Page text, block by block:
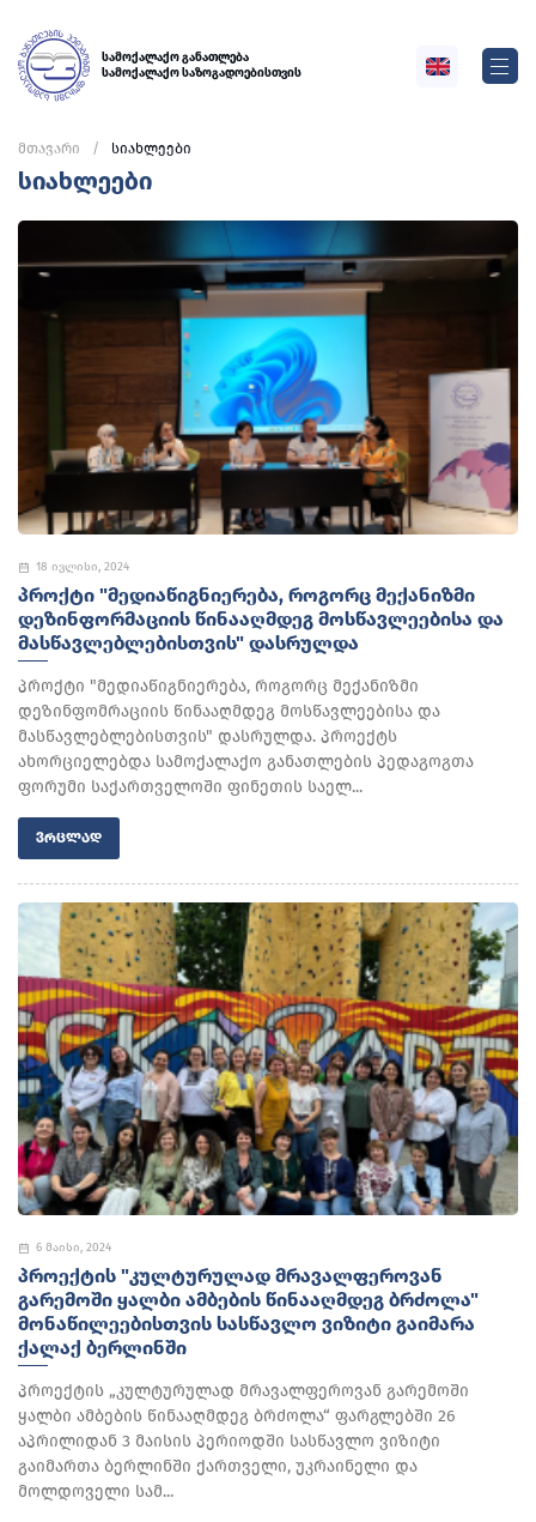
სამოქალაქო განათლება
სამოქალაქო საზოგადოებისთვის
მთავარი სიახლეები
სიახლეები
18 ივლისი, 2024
ᲞᲠᲝᲥᲢᲘ "ᲛᲔᲓᲘᲐᲬᲘᲒᲜᲘᲔᲠᲔᲑᲐ, ᲠᲝᲒᲝᲠᲪ ᲛᲔᲥᲐᲜᲘᲖᲛᲘ
ᲓᲔᲖᲘᲜᲤᲝᲠᲛᲐᲪᲘᲘᲡ ᲬᲘᲜᲐᲐᲦᲛᲓᲔᲒ ᲛᲝᲡᲬᲐᲕᲚᲔᲔᲑᲘᲡᲐ ᲓᲐ
ᲛᲐᲡᲬᲐᲕᲚᲔᲑᲚᲔᲑᲘᲡᲗᲕᲘᲡ" ᲓᲐᲡᲠᲣᲚᲓᲐ
პროქტი "მედიაწიგნიერება, როგორც მექანიზმი
დეზინფომრაციის წინააღმდეგ მოსწავლეებისა და
მასწავლებლებისთვის" დასრულდა. პროექტს
ახორციელებდა სამოქალაქო განათლების პედაგოგთა
ფორუმი საქართველოში ფინეთის საელ...
ᲕᲠᲪᲚᲐᲓ
6 მაისი, 2024
ᲞᲠᲝᲔᲥᲢᲘᲡ "ᲙᲣᲚᲢᲣᲠᲣᲚᲐᲓ ᲛᲠᲐᲕᲐᲚᲤᲔᲠᲝᲕᲐᲜ
ᲒᲐᲠᲔᲛᲝᲨᲘ ᲧᲐᲚᲑᲘ ᲐᲛᲑᲔᲑᲘᲡ ᲬᲘᲜᲐᲐᲦᲛᲓᲔᲒ ᲑᲠᲫᲝᲚᲐ"
ᲛᲝᲜᲐᲬᲘᲚᲔᲔᲑᲘᲡᲗᲕᲘᲡ ᲡᲐᲡᲬᲐᲕᲚᲝ ᲕᲘᲖᲘᲢᲘ ᲒᲐᲘᲛᲐᲠᲐ
ᲥᲐᲚᲐᲥ ᲑᲔᲠᲚᲘᲜᲨᲘ
პროექტის „კულტურულად მრავალფეროვან გარემოში
ყალბი ამბების წინააღმდეგ ბრძოლა“ ფარგლებში 26
აპრილიდან 3 მაისის პერიოდში სასწავლო ვიზიტი
გაიმართა ბერლინში ქართველი, უკრაინელი და
მოლდოველი სამ...